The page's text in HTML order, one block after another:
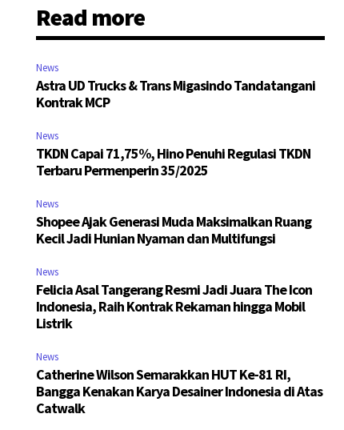
Read more
News
Astra UD Trucks & Trans Migasindo Tandatangani
Kontrak MCP
News
TKDN Capai 71,75%, Hino Penuhi Regulasi TKDN
Terbaru Permenperin 35/2025
News
Shopee Ajak Generasi Muda Maksimalkan Ruang
Kecil Jadi Hunian Nyaman dan Multifungsi
News
Felicia Asal Tangerang Resmi Jadi Juara The Icon
Indonesia, Raih Kontrak Rekaman hingga Mobil
Listrik
News
Catherine Wilson Semarakkan HUT Ke-81 RI,
Bangga Kenakan Karya Desainer Indonesia di Atas
Catwalk